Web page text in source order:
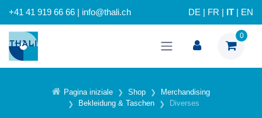
+41 41 919 66 66 | info@thali.ch DE FR IT EN
0
Pagina iniziale Shop
Merchandising
Bekleidung & Taschen
Diverses